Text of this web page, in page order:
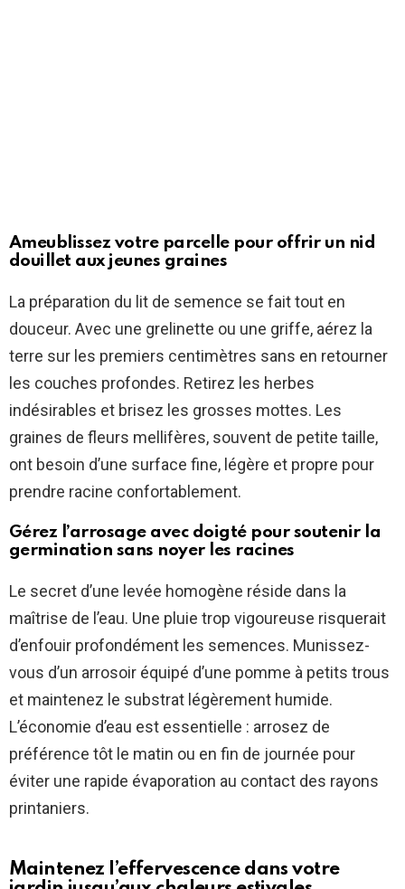
Ameublissez votre parcelle pour offrir un nid
douillet aux jeunes graines
La préparation du lit de semence se fait tout en
douceur. Avec une grelinette ou une griffe, aérez la
terre sur les premiers centimètres sans en retourner
les couches profondes. Retirez les herbes
indésirables et brisez les grosses mottes. Les
graines de fleurs mellifères, souvent de petite taille,
ont besoin d’une surface fine, légère et propre pour
prendre racine confortablement.
Gérez l’arrosage avec doigté pour soutenir la
germination sans noyer les racines
Le secret d’une levée homogène réside dans la
maîtrise de l’eau. Une pluie trop vigoureuse risquerait
d’enfouir profondément les semences. Munissez-
vous d’un arrosoir équipé d’une pomme à petits trous
et maintenez le substrat légèrement humide.
L’économie d’eau est essentielle : arrosez de
préférence tôt le matin ou en fin de journée pour
éviter une rapide évaporation au contact des rayons
printaniers.
Maintenez l’effervescence dans votre